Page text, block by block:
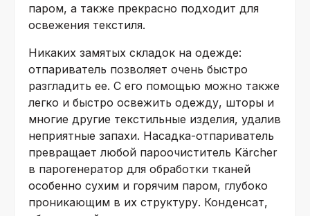
паром, а также прекрасно подходит для
освежения текстиля.
Никаких замятых складок на одежде:
отпариватель позволяет очень быстро
разгладить ее. С его помощью можно также
легко и быстро освежить одежду, шторы и
многие другие текстильные изделия, удалив
неприятные запахи. Насадка-отпариватель
превращает любой пароочиститель Kärcher
в парогенератор для обработки тканей
особенно сухим и горячим паром, глубоко
проникающим в их структуру. Конденсат,